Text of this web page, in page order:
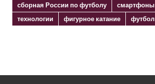
сборная России по футболу
смартфоны
технологии
фигурное катание футбол